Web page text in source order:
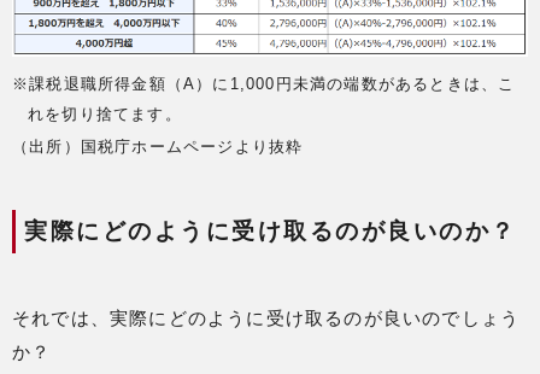
※課税退職所得金額（A）に1,000円未満の端数があるときは、こ
れを切り捨てます。
（出所）国税庁ホームページより抜粋
実際にどのように受け取るのが良いのか？
それでは、実際にどのように受け取るのが良いのでしょう
か？